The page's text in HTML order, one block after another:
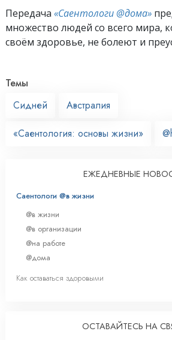
Передача «Саентологи @дома»
множество людей со всего мира,
своём здоровье, не болеют и
Темы
Сидней
Австралия
«Саентология: основы жизни»
ЕЖЕДНЕВНЫЕ
Саентологи @в жизни
@в жизни
@в организации
@на работе
@дома
Как оставаться здоровыми
ОСТАВАЙТЕСЬ НА